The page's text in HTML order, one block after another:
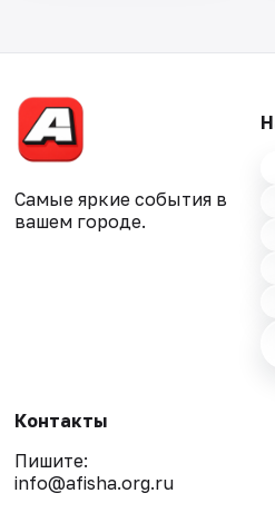
Самые яркие события в
вашем городе.
Контакты
Пишите:
info@afisha.org.ru